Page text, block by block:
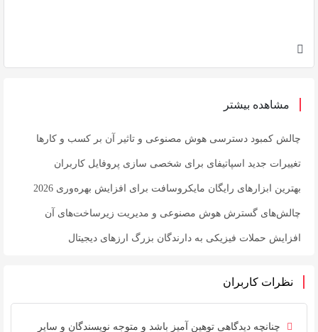
مشاهده بیشتر
چالش کمبود دسترسی هوش مصنوعی و تاثیر آن بر کسب و کارها
تغییرات جدید اسپاتیفای برای شخصی سازی پروفایل کاربران
بهترین ابزارهای رایگان مایکروسافت برای افزایش بهره‌وری 2026
چالش‌های گسترش هوش مصنوعی و مدیریت زیرساخت‌های آن
افزایش حملات فیزیکی به دارندگان بزرگ ارزهای دیجیتال
نظرات کاربران
چنانچه دیدگاهی توهین آمیز باشد و متوجه نویسندگان و سایر